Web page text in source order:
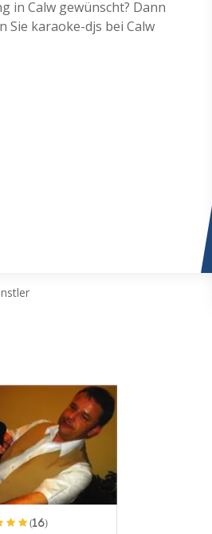
in Calw gewünscht? Dann
Sie karaoke-djs bei Calw
(16)